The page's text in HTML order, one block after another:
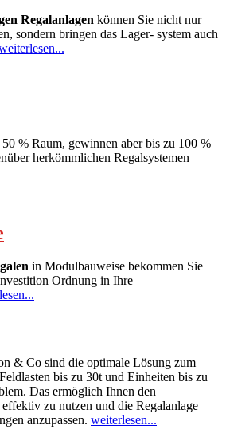
Regalanlagen können Sie nicht nur
sondern bringen das Lager- system auch
50 % Raum, gewinnen aber bis zu 100 %
herkömmlichen Regalsystemen
in Modulbauweise bekommen Sie
Ordnung in Ihre
& Co sind die optimale Lösung zum
bis zu 30t und Einheiten bis zu
Das ermöglich Ihnen den
zu nutzen und die Regalanlage
anzupassen. weiterlesen...